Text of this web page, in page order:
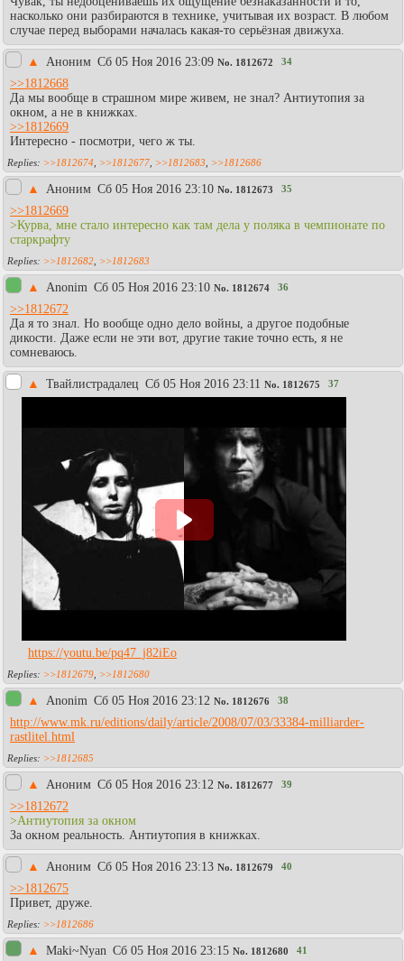
насколько они разбираются в технике, учитывая их возраст. В любом
случае перед выборами началась какая-то серьёзная движуха.
▲ Аноним Сб 05 Ноя 2016 23:09 No. 1812672 34
>>1812668
Да мы вообще в страшном мире живем, не знал? Антиутопия за
окном, а не в книжках.
>>1812669
Интересно - посмотри, чего ж ты.
>>1812674 >>1812677 >>1812683 >>1812686
▲ Аноним Сб 05 Ноя 2016 23:10 No. 1812673 35
>>1812669
>Курва, мне стало интересно как там дела у поляка в чемпионате по
старкрафту
>>1812682 >>1812683
▲ Anonim Сб 05 Ноя 2016 23:10 No. 1812674 36
>>1812672
Да я то знал. Но вообще одно дело войны, а другое подобные
дикости. Даже если не эти вот, другие такие точно есть, я не
сомневаюсь.
▲ Твайлистрадалец Сб 05 Ноя 2016 23:11 No. 1812675 37
https://youtu.be/pq47_j82iEo
>>1812679 >>1812680
▲ Anonim Сб 05 Ноя 2016 23:12 No. 1812676 38
http://www.mk.ru/editions/daily/article/2008/07/03/33384-milliarder-
rastlitel.html
>>1812685
▲ Аноним Сб 05 Ноя 2016 23:12 No. 1812677 39
>>1812672
>Антиутопия за окном
За окном реальность. Антиутопия в книжках.
▲ Аноним Сб 05 Ноя 2016 23:13 No. 1812679 40
>>1812675
Привет, друже.
>>1812686
▲ Maki~Nyan Сб 05 Ноя 2016 23:15 No. 1812680 41